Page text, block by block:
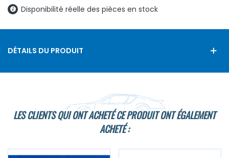
Disponibilité réelle des pièces en stock
DÉTAILS DU PRODUIT
LES CLIENTS QUI ONT ACHETÉ CE PRODUIT ONT ÉGALEMENT
ACHETÉ :